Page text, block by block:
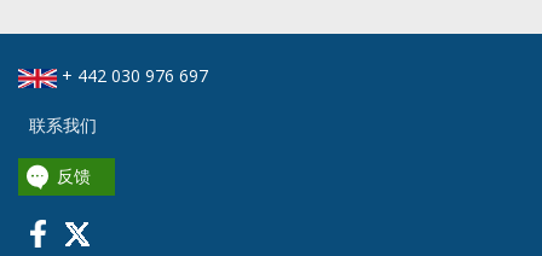
+ 442 030 976 697
联系我们
反馈